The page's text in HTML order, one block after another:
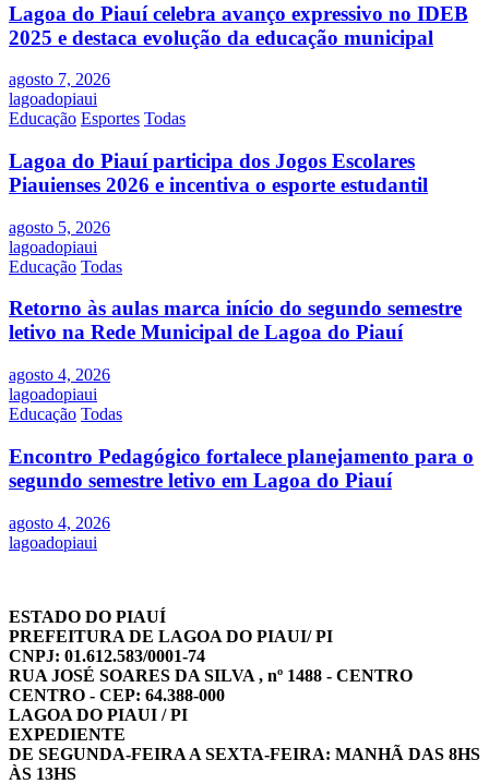
Lagoa do Piauí celebra avanço expressivo no IDEB
2025 e destaca evolução da educação municipal
agosto 7, 2026
lagoadopiaui
Educação Esportes Todas
Lagoa do Piauí participa dos Jogos Escolares
Piauienses 2026 e incentiva o esporte estudantil
agosto 5, 2026
lagoadopiaui
Educação Todas
Retorno às aulas marca início do segundo semestre
letivo na Rede Municipal de Lagoa do Piauí
agosto 4, 2026
lagoadopiaui
Educação Todas
Encontro Pedagógico fortalece planejamento para o
segundo semestre letivo em Lagoa do Piauí
agosto 4, 2026
lagoadopiaui
ESTADO DO PIAUÍ
PREFEITURA DE LAGOA DO PIAUI/ PI
CNPJ: 01.612.583/0001-74
RUA JOSÉ SOARES DA SILVA , nº 1488 - CENTRO
CENTRO - CEP: 64.388-000
LAGOA DO PIAUI / PI
EXPEDIENTE
DE SEGUNDA-FEIRA A SEXTA-FEIRA: MANHÃ DAS 8HS
ÀS 13HS